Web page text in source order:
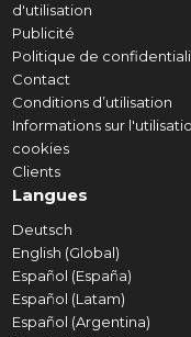
d'utilisation
Publicité
Politique de
Contact
Conditions d’utilisation
Informations sur
cookies
Clients
Langues
Deutsch
English (Global)
Español (España)
Español (Latam)
Español (Argentina)